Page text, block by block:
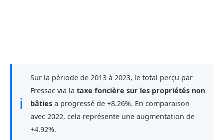
ℹ
Sur la période de 2013 à 2023, le total perçu par
Fressac via la taxe foncière sur les propriétés non
bâties a progressé de +8.26%. En comparaison
avec 2022, cela représente une augmentation de
+4.92%.